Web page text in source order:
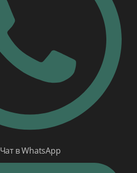
Чат в WhatsApp